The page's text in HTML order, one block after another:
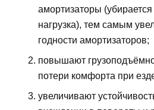
амортизаторы
нагрузка), тем самым
годности амортизаторов;
повышают
потери комфорта при
увеличивают